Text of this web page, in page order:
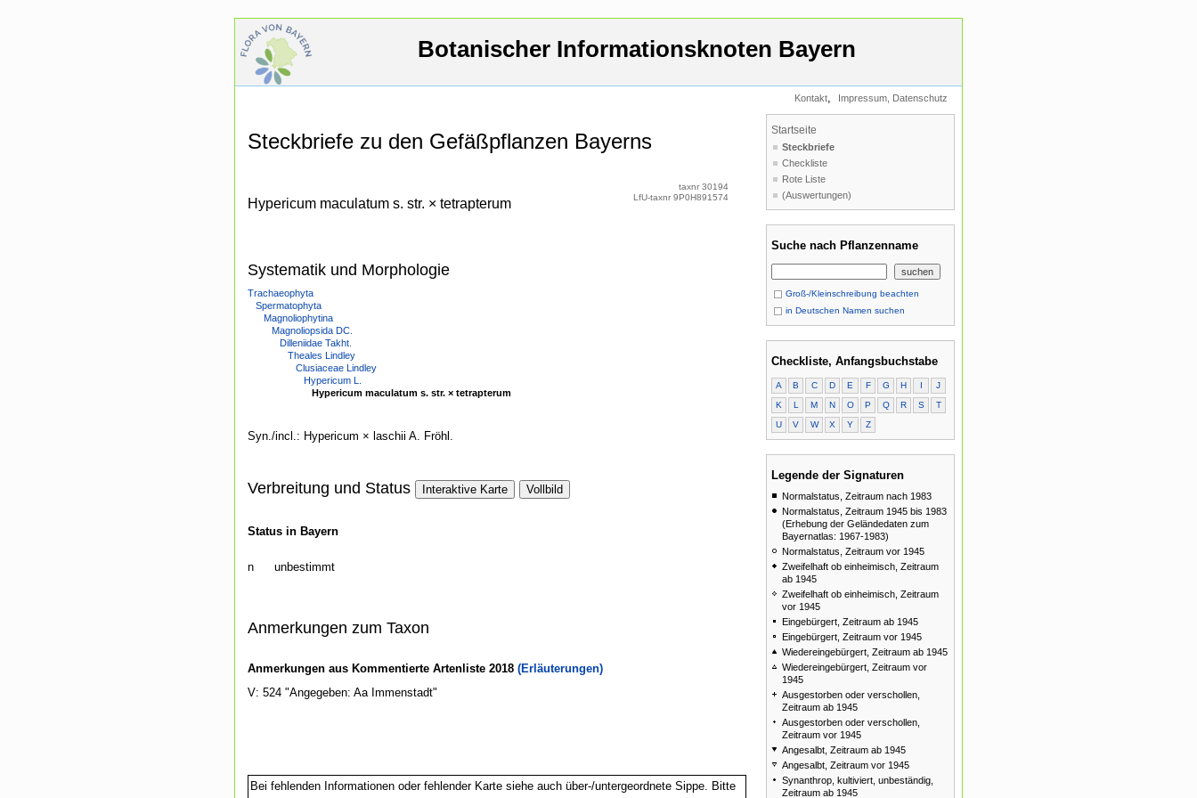
Botanischer Informationsknoten Bayern
Kontakt, Impressum, Datenschutz
Steckbriefe zu den Gefäßpflanzen Bayerns
Hypericum maculatum s. str. × tetrapterum
taxnr 30194
LfU-taxnr 9P0H891574
Systematik und Morphologie
Trachaeophyta
Spermatophyta
Magnoliophytina
Magnoliopsida DC.
Dilleniidae Takht.
Theales Lindley
Clusiaceae Lindley
Hypericum L.
Hypericum maculatum s. str. × tetrapterum
Syn./incl.: Hypericum × laschii A. Fröhl.
Verbreitung und Status Interaktive Karte Vollbild
Status in Bayern
n unbestimmt
Anmerkungen zum Taxon
Anmerkungen aus Kommentierte Artenliste 2018 (Erläuterungen)
V: 524 "Angegeben: Aa Immenstadt"
Bei fehlenden Informationen oder fehlender Karte siehe auch über-/untergeordnete Sippe. Bitte
Startseite
Steckbriefe
Checkliste
Rote Liste
(Auswertungen)
Suche nach Pflanzenname
Groß-/Kleinschreibung beachten
in Deutschen Namen suchen
Checkliste, Anfangsbuchstabe
A B C D E F G H I
J
K
L M N O P Q R S
T
U
V W X Y Z
Legende der Signaturen
Normalstatus, Zeitraum nach 1983
Normalstatus, Zeitraum 1945 bis 1983
(Erhebung der Geländedaten zum
Bayernatlas: 1967-1983)
Normalstatus, Zeitraum vor 1945
Zweifelhaft ob einheimisch, Zeitraum
ab 1945
Zweifelhaft ob einheimisch, Zeitraum
vor 1945
Eingebürgert, Zeitraum ab 1945
Eingebürgert, Zeitraum vor 1945
Wiedereingebürgert, Zeitraum ab 1945
Wiedereingebürgert, Zeitraum vor
1945
Ausgestorben oder verschollen,
Zeitraum ab 1945
Ausgestorben oder verschollen,
Zeitraum vor 1945
Angesalbt, Zeitraum ab 1945
Angesalbt, Zeitraum vor 1945
Synanthrop, kultiviert, unbeständig,
Zeitraum ab 1945